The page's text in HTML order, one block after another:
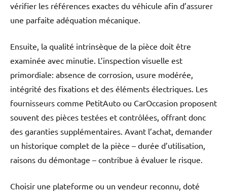
vérifier les références exactes du véhicule afin d’assurer
une parfaite adéquation mécanique.
Ensuite, la qualité intrinsèque de la pièce doit être
examinée avec minutie. L’inspection visuelle est
primordiale: absence de corrosion, usure modérée,
intégrité des fixations et des éléments électriques. Les
fournisseurs comme PetitAuto ou CarOccasion proposent
souvent des pièces testées et contrôlées, offrant donc
des garanties supplémentaires. Avant l’achat, demander
un historique complet de la pièce – durée d’utilisation,
raisons du démontage – contribue à évaluer le risque.
Choisir une plateforme ou un vendeur reconnu, doté